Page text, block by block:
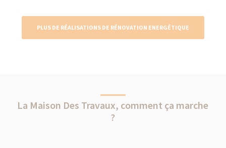
PLUS DE RÉALISATIONS DE RÉNOVATION ENERGÉTIQUE
La Maison Des Travaux, comment ça marche
?